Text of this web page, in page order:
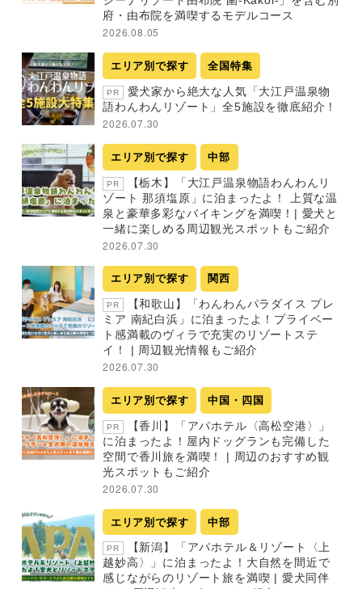
府・由布院を満喫するモデルコース
2026.08.05
エリア別で探す 全国特集
PR
愛犬家から絶大な人気「大江戸温泉物
語わんわんリゾート」全5施設を徹底紹介！
2026.07.30
エリア別で探す 中部
PR
【栃木】「大江戸温泉物語わんわんリ
ゾート 那須塩原」に泊まったよ！ 上質な温
泉と豪華多彩なバイキングを満喫！| 愛犬と
一緒に楽しめる周辺観光スポットもご紹介
2026.07.30
エリア別で探す 関西
PR
【和歌山】「わんわんパラダイス プレ
ミア 南紀白浜」に泊まったよ！プライベー
ト感満載のヴィラで充実のリゾートステ
イ！ | 周辺観光情報もご紹介
2026.07.30
エリア別で探す 中国・四国
PR
【香川】「アパホテル〈高松空港〉」
に泊まったよ！屋内ドッグランも完備した
空間で香川旅を満喫！ | 周辺のおすすめ観
光スポットもご紹介
2026.07.30
エリア別で探す 中部
PR
【新潟】「アパホテル＆リゾート〈上
越妙高〉」に泊まったよ！大自然を間近で
感じながらのリゾート旅を満喫 | 愛犬同伴